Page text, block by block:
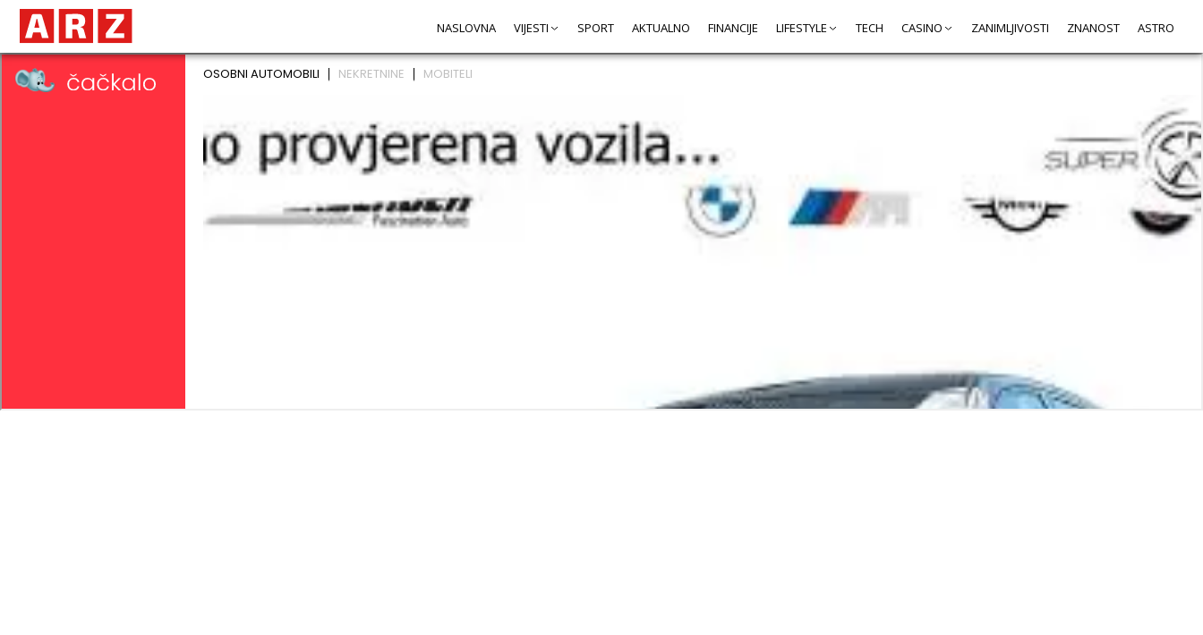
NASLOVNA VIJESTI SPORT AKTUALNO FINANCIJE LIFESTYLE TECH CASINO ZANIMLJIVOSTI ZNANOST ASTRO